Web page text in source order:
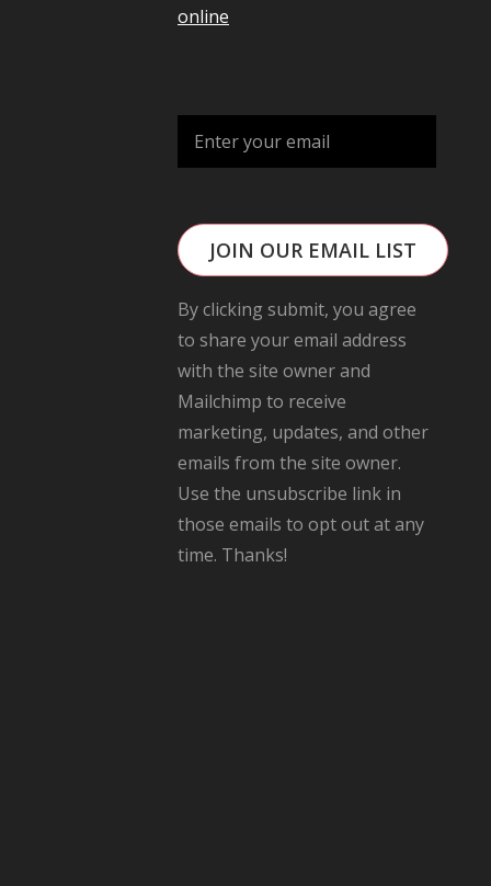
online
JOIN OUR EMAIL LIST
By clicking submit, you agree
to share your email address
with the site owner and
Mailchimp to receive
marketing, updates, and other
emails from the site owner.
Use the unsubscribe link in
those emails to opt out at any
time. Thanks!